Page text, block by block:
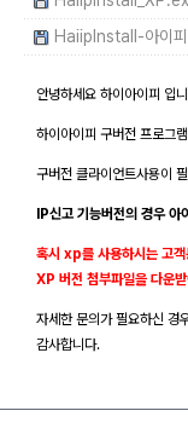
HaiipInstall-아이
안녕하세요 하이아이피 입
하이아이피 구버전 프로그
구버전 클라이언트사용이
IP신고 기능버전의 경우
혹시 xp를 사용하시는 고객
XP 버전 첨부파일을 다운
자세한 문의가 필요하신
감사합니다.